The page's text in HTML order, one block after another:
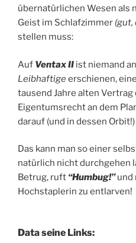
übernatürlichen Wesen als
Geist im Schlafzimmer (gut,
stellen muss:
Auf Ventax II ist niemand
Leibhaftigeerschienen,
tausend Jahre alten Vertrag
Eigentumsrecht an dem
darauf (und in dessen
Das kann man so einer
natürlich nicht durchgehen
Betrug, ruft “Humbug!”und
Hochstaplerin zu entlarven!
Data seine Links: